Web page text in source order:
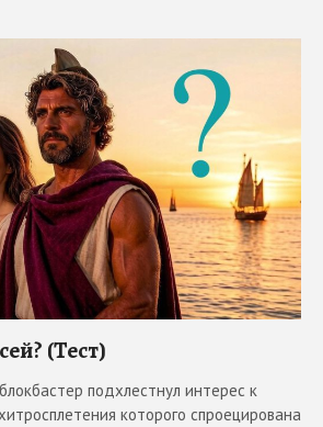
(Тест)
подхлестнул интерес к
которого спроецирована